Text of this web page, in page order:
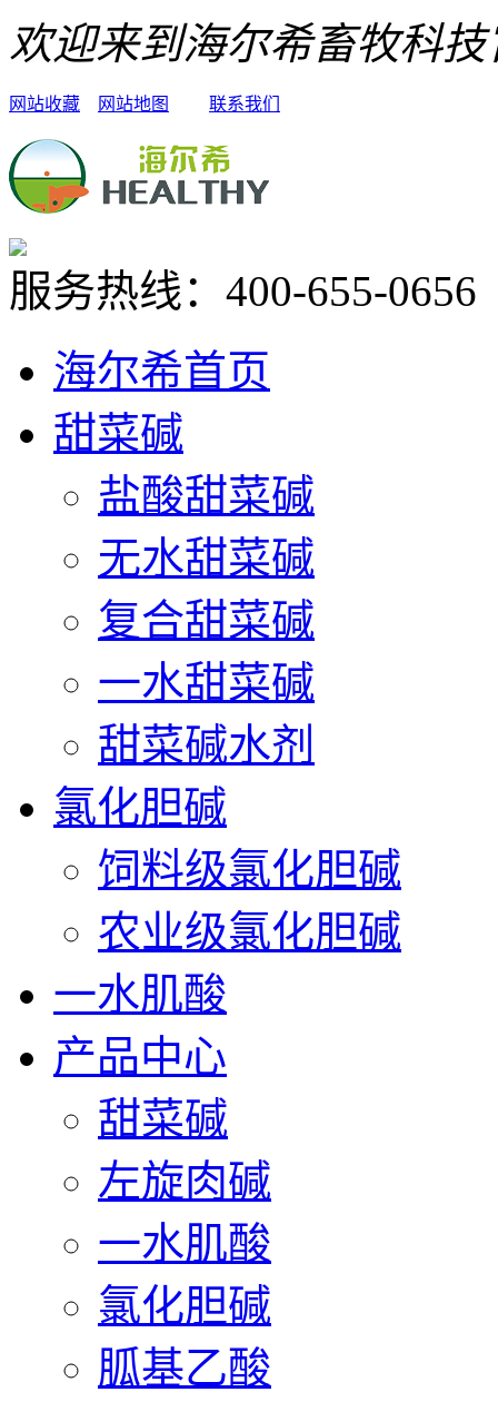
欢迎来到海尔希畜牧科
网站收藏 网站地图 联系我们
服务热线： 400-655-0656
海尔希首页
甜菜碱
盐酸甜菜碱
无水甜菜碱
复合甜菜碱
一水甜菜碱
甜菜碱水剂
氯化胆碱
饲料级氯化胆碱
农业级氯化胆碱
一水肌酸
产品中心
甜菜碱
左旋肉碱
一水肌酸
氯化胆碱
胍基乙酸